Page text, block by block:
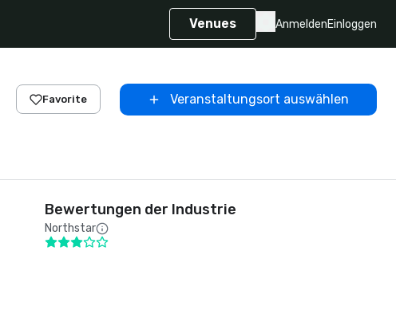
Venues AnmeldenEinloggen
Favorite Veranstaltungsort auswählen
Bewertungen der Industrie
Northstar